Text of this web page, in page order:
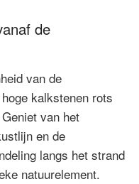
de
van de
kalkstenen rots
van het
en de
langs het strand
natuurelement.